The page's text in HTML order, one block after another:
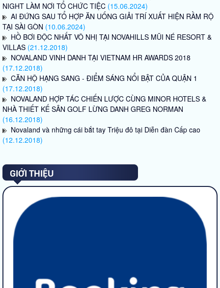
NIGHT LÀM NƠI TỔ CHỨC TIỆC (15.06.2024)
AI ĐỨNG SAU TỔ HỢP ĂN UỐNG GIẢI TRÍ XUẤT HIỆN RẦM RỘ
TẠI SÀI GÒN (10.06.2024)
HỒ BƠI ĐỘC NHẤT VÔ NHỊ TẠI NOVAHILLS MŨI NÉ RESORT &
VILLAS (21.12.2018)
NOVALAND VINH DANH TẠI VIETNAM HR AWARDS 2018
(17.12.2018)
CĂN HỘ HẠNG SANG - ĐIỂM SÁNG NỔI BẬT CỦA QUẬN 1
(17.12.2018)
NOVALAND HỢP TÁC CHIẾN LƯỢC CÙNG MINOR HOTELS &
NHÀ THIẾT KẾ SÂN GOLF LỪNG DANH GREG NORMAN
(16.12.2018)
Novaland và những cái bắt tay Triệu đô tại Diễn đàn Cấp cao
(12.12.2018)
GIỚI THIỆU